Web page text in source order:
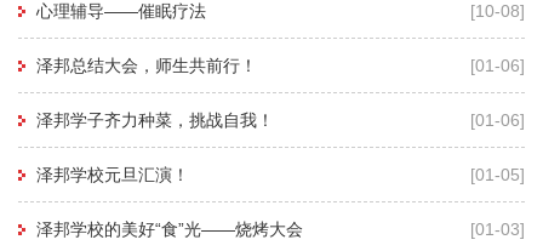
利于心理老师深度进入孩子的
心理辅导——催眠疗法 [10-08]
泽邦总结大会，师生共前行！ [01-06]
泽邦学子齐力种菜，挑战自我！ [01-06]
泽邦学校元旦汇演！ [01-05]
泽邦学校的美好“食”光——烧烤大会 [01-03]